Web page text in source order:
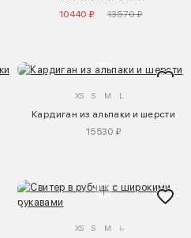
10440 ₽
13570 ₽
XS S M L
Кардиган из альпаки и шерсти
15530 ₽
XS S M L